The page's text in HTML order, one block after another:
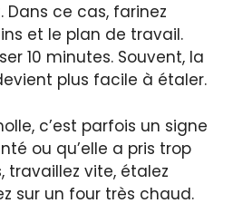
Dans ce cas, farinez
et le plan de travail.
10 minutes. Souvent, la
plus facile à étaler.
c’est parfois un signe
ou qu’elle a pris trop
travaillez vite, étalez
sur un four très chaud.